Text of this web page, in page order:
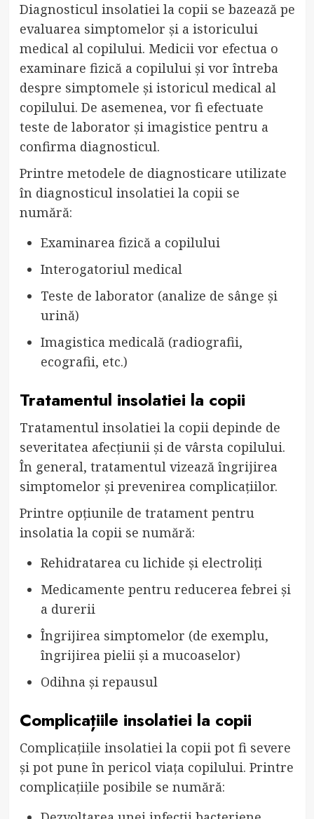
Diagnosticul insolatiei la copii se bazează pe
evaluarea simptomelor și a istoricului
medical al copilului. Medicii vor efectua o
examinare fizică a copilului și vor întreba
despre simptomele și istoricul medical al
copilului. De asemenea, vor fi efectuate
teste de laborator și imagistice pentru a
confirma diagnosticul.
Printre metodele de diagnosticare utilizate
în diagnosticul insolatiei la copii se
numără:
Examinarea fizică a copilului
Interogatoriul medical
Teste de laborator (analize de sânge și
urină)
Imagistica medicală (radiografii,
ecografii, etc.)
Tratamentul insolatiei la copii
Tratamentul insolatiei la copii depinde de
severitatea afecțiunii și de vârsta copilului.
În general, tratamentul vizează îngrijirea
simptomelor și prevenirea complicațiilor.
Printre opțiunile de tratament pentru
insolatia la copii se numără:
Rehidratarea cu lichide și electroliți
Medicamente pentru reducerea febrei și
a durerii
Îngrijirea simptomelor (de exemplu,
îngrijirea pielii și a mucoaselor)
Odihna și repausul
Complicațiile insolatiei la copii
Complicațiile insolatiei la copii pot fi severe
și pot pune în pericol viața copilului. Printre
complicațiile posibile se numără: